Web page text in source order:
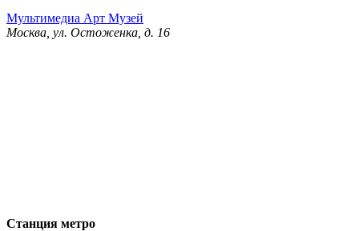
Мультимедиа Арт Музей
Москва, ул. Остоженка, д. 16
Станция метро